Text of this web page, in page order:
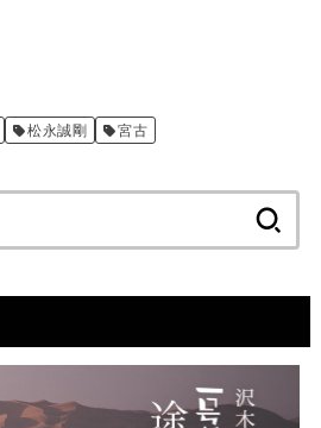
松永誠剛 宮古